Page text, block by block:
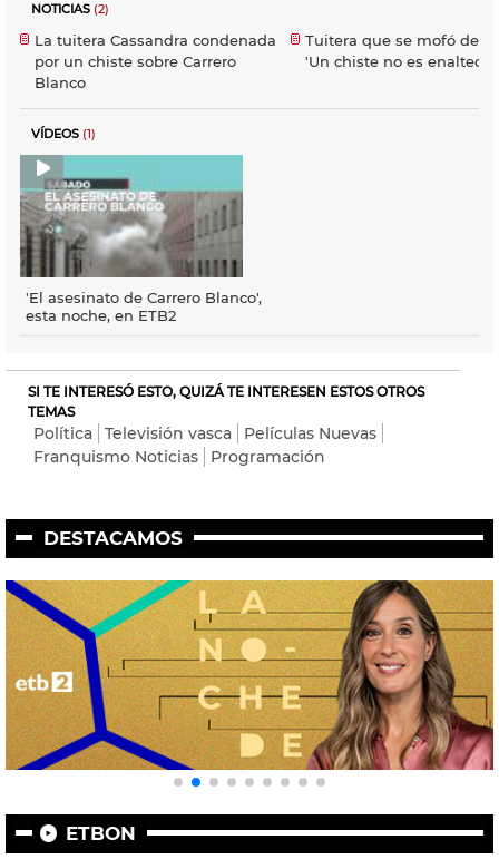
NOTICIAS (2)
La tuitera Cassandra condenada
por un chiste sobre Carrero
Blanco
Tuitera que se mofó de
'Un chiste no es
VÍDEOS (1)
'El asesinato de Carrero Blanco',
esta noche, en ETB2
SI TE INTERESÓ ESTO, QUIZÁ TE INTERESEN ESTOS OTROS
TEMAS
Política Televisión vasca
Películas Nuevas
Franquismo Noticias
Programación
DESTACAMOS
ETBON